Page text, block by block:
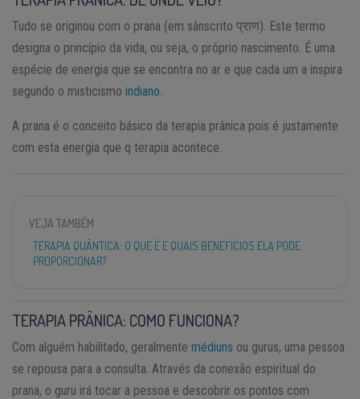
Tudo se originou com o prana (em sânscrito प्राण). Este termo
designa o princípio da vida, ou seja, o próprio nascimento. É uma
espécie de energia que se encontra no ar e que cada um a inspira
segundo o misticismo indiano
A prana é o conceito básico da terapia prânica pois é justamente
com esta energia que q terapia acontece.
VEJA TAMBÉM
TERAPIA QUÂNTICA: O QUE É E QUAIS BENEFÍCIOS ELA PODE
PROPORCIONAR?
TERAPIA PRÂNICA: COMO FUNCIONA?
Com alguém habilitado, geralmente médiuns ou gurus, uma pessoa
se repousa para a consulta. Através da conexão espiritual do
prana, o guru irá tocar a pessoa e descobrir os pontos com